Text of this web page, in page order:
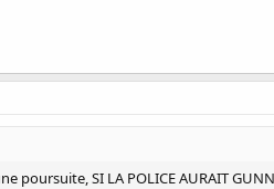
poursuite, SI LA POLICE AURAIT